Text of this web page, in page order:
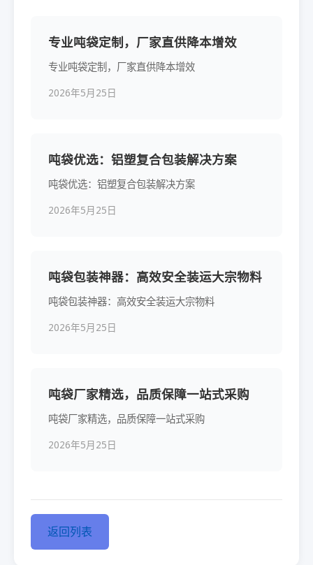
专业吨袋定制，厂家直供降本增效
专业吨袋定制，厂家直供降本增效
2026年5月25日
吨袋优选：铝塑复合包装解决方案
吨袋优选：铝塑复合包装解决方案
2026年5月25日
吨袋包装神器：高效安全装运大宗物料
吨袋包装神器：高效安全装运大宗物料
2026年5月25日
吨袋厂家精选，品质保障一站式采购
吨袋厂家精选，品质保障一站式采购
2026年5月25日
返回列表